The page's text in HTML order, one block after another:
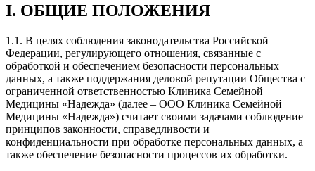
I. ОБЩИЕ ПОЛОЖЕНИЯ
1.1. В целях соблюдения законодательства Российской
Федерации, регулирующего отношения, связанные с
обработкой и обеспечением безопасности персональных
данных, а также поддержания деловой репутации Общества с
ограниченной ответственностью Клиника Семейной
Медицины «Надежда» (далее – ООО Клиника Семейной
Медицины «Надежда») считает своими задачами соблюдение
принципов законности, справедливости и
конфиденциальности при обработке персональных данных, а
также обеспечение безопасности процессов их обработки.